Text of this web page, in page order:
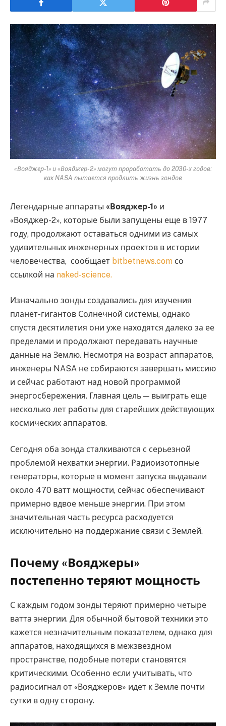
«Вояджер-1» и «Вояджер-2» могут проработать до 2030-х годов:
как NASA пытается продлить жизнь зондов
Легендарные аппараты «Вояджер-1» и
«Вояджер-2», которые были запущены еще в 1977
году, продолжают оставаться одними из самых
удивительных инженерных проектов в истории
человечества, сообщает bitbetnews.com со
ссылкой на naked-science.
Изначально зонды создавались для изучения
планет-гигантов Солнечной системы, однако
спустя десятилетия они уже находятся далеко за ее
пределами и продолжают передавать научные
данные на Землю. Несмотря на возраст аппаратов,
инженеры NASA не собираются завершать миссию
и сейчас работают над новой программой
энергосбережения. Главная цель — выиграть еще
несколько лет работы для старейших действующих
космических аппаратов.
Сегодня оба зонда сталкиваются с серьезной
проблемой нехватки энергии. Радиоизотопные
генераторы, которые в момент запуска выдавали
около 470 ватт мощности, сейчас обеспечивают
примерно вдвое меньше энергии. При этом
значительная часть ресурса расходуется
исключительно на поддержание связи с Землей.
Почему «Вояджеры»
постепенно теряют мощность
С каждым годом зонды теряют примерно четыре
ватта энергии. Для обычной бытовой техники это
кажется незначительным показателем, однако для
аппаратов, находящихся в межзвездном
пространстве, подобные потери становятся
критическими. Особенно если учитывать, что
радиосигнал от «Вояджеров» идет к Земле почти
сутки в одну сторону.